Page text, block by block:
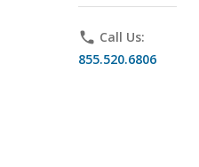
phone Call Us:
855.520.6806